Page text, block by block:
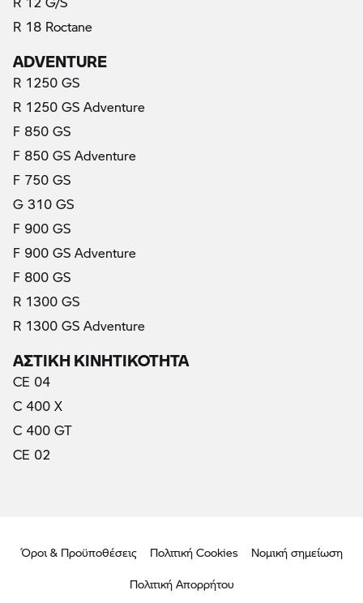
R 18 Roctane
ADVENTURE
R 1250 GS
R 1250 GS Adventure
F 850 GS
F 850 GS Adventure
F 750 GS
G 310 GS
F 900 GS
F 900 GS Adventure
F 800 GS
R 1300 GS
R 1300 GS Adventure
ΑΣΤΙΚΗ ΚΙΝΗΤΙΚΟΤΗΤΑ
CE 04
C 400 X
C 400 GT
CE 02
Όροι & Προϋποθέσεις Πολιτική Cookies
Νομική σημείωση
Πολιτική Απορρήτου